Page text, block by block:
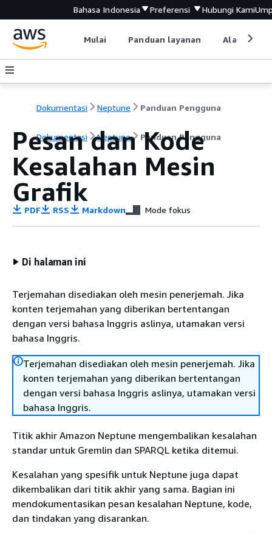
Bahasa Indonesia Preferensi Hubungi Kami
Mulai Panduan layanan Alat
Dokumentasi Neptune Panduan Pengguna
Dokumentasi Neptune Panduan Pengguna
Pesan dan Kode
Kesalahan Mesin
Grafik
PDF RSS Markdown Mode fokus
Di halaman ini
Terjemahan disediakan oleh mesin penerjemah. Jika
konten terjemahan yang diberikan bertentangan
dengan versi bahasa Inggris aslinya, utamakan versi
bahasa Inggris.
Terjemahan disediakan oleh mesin penerjemah. Jika
konten terjemahan yang diberikan bertentangan
dengan versi bahasa Inggris aslinya, utamakan versi
bahasa Inggris.
Titik akhir Amazon Neptune mengembalikan kesalahan
standar untuk Gremlin dan SPARQL ketika ditemui.
Kesalahan yang spesifik untuk Neptune juga dapat
dikembalikan dari titik akhir yang sama. Bagian ini
mendokumentasikan pesan kesalahan Neptune, kode,
dan tindakan yang disarankan.